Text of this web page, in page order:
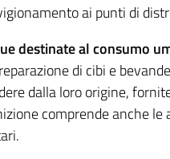
ai punti di
destinate al consumo
di cibi e
dalla loro origine,
comprende anche